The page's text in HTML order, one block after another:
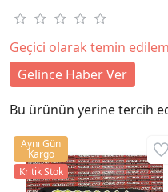
Geçici olarak temin
Gelince Haber Ver
Bu ürünün yerine tercih
Aynı Gün
Kargo
Kritik Stok